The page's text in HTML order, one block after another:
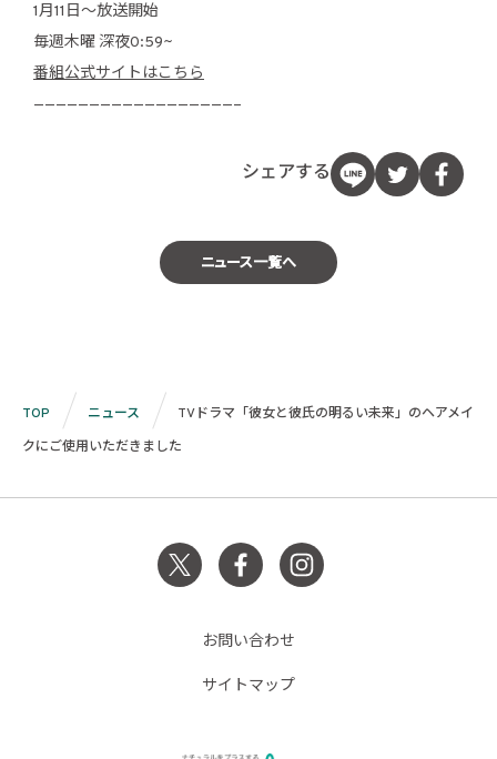
1月11日〜放送開始
毎週木曜 深夜0:59~
番組公式サイトはこちら
——————————————————–
シェアする
ニュース一覧へ
TOP ニュース
TVドラマ「彼女と彼氏の明るい未来」のヘアメイ
クにご使用いただきました
お問い合わせ
サイトマップ